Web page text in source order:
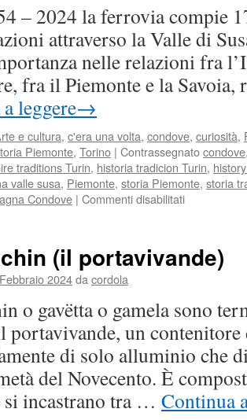
– 2024 la ferrovia compie
attraverso la Valle di
nelle relazioni fra
fra il Piemonte e la
leggere→
e cultura, c'era una volta, condove, curiosità,
Piemonte, Torino | Contrassegnatocondove
traditions Turin, historia tradicion Turin,
valle susa, Piemonte, storia Piemonte, storia
Condove | Commenti disabilitatisu
Torino-
tronco
della
linea
Piemonte
(il portavivande)
2024da cordola
o gavëtta o gamela sono
portavivande, un
di solo alluminio che
del Novecento. È
si incastrano tra … Continua